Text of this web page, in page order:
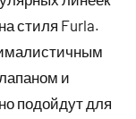
стиля Furla.
и
подойдут для